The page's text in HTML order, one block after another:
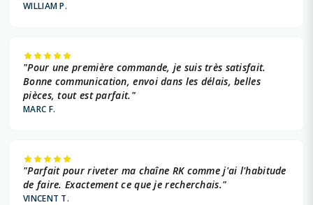
WILLIAM P.
"Pour une première commande, je suis très satisfait.
Bonne communication, envoi dans les délais, belles
pièces, tout est parfait."
MARC F.
"Parfait pour riveter ma chaîne RK comme j'ai l'habitude
de faire. Exactement ce que je recherchais."
VINCENT T.